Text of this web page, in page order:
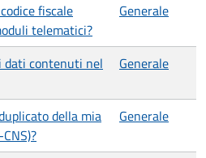
fiscale
telematici?
Generale
dati contenuti nel
Generale
della mia
Generale